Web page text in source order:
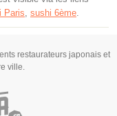
Paris, sushi 6ème.
restaurateurs japonais et
ville.